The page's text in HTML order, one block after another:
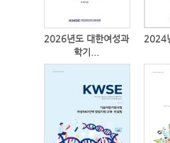
2026년도 대한여성과
학기...
2024